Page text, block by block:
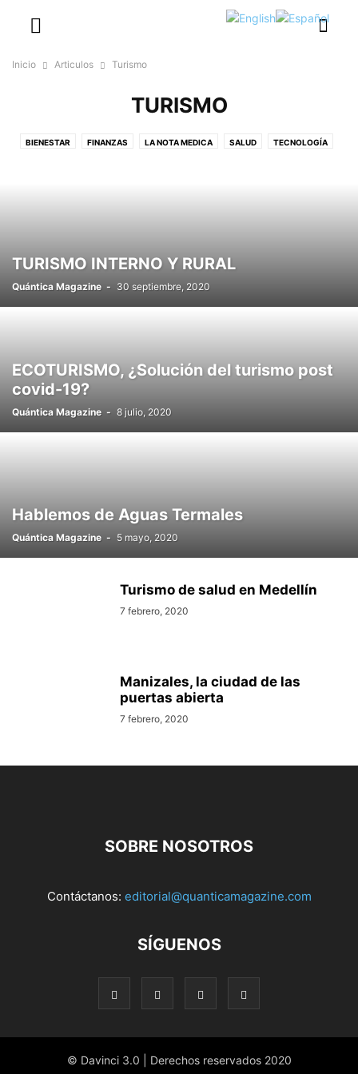
Inicio Articulos Turismo
TURISMO
BIENESTAR FINANZAS LA NOTA MEDICA SALUD TECNOLOGÍA
TURISMO INTERNO Y RURAL
Quántica Magazine - 30 septiembre, 2020
ECOTURISMO, ¿Solución del turismo post
covid-19?
Quántica Magazine - 8 julio, 2020
Hablemos de Aguas Termales
Quántica Magazine - 5 mayo, 2020
Turismo de salud en Medellín
7 febrero, 2020
Manizales, la ciudad de las
puertas abierta
7 febrero, 2020
SOBRE NOSOTROS
Contáctanos: editorial@quanticamagazine.com
SÍGUENOS
© Davinci 3.0 | Derechos reservados 2020